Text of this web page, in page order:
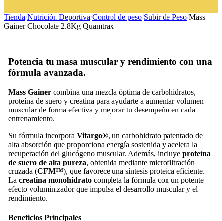
Tienda/Nutrición Deportiva/Control de peso/Subir de Peso/Mass
Gainer Chocolate 2.8Kg Quamtrax
Potencia tu masa muscular y rendimiento con una
fórmula avanzada.
Mass Gainercombina una mezcla óptima de carbohidratos,
proteína de suero y creatina para ayudarte a aumentar volumen
muscular de forma efectiva y mejorar tu desempeño en cada
entrenamiento.
Su fórmula incorpora Vitargo®, un carbohidrato patentado de
alta absorción que proporciona energía sostenida y acelera la
recuperación del glucógeno muscular. Además, incluye proteína
de suero de alta pureza, obtenida mediante microfiltración
cruzada (CFM™), que favorece una síntesis proteica eficiente.
La creatina monohidratocompleta la fórmula con un potente
efecto voluminizador que impulsa el desarrollo muscular y el
rendimiento.
Beneficios Principales